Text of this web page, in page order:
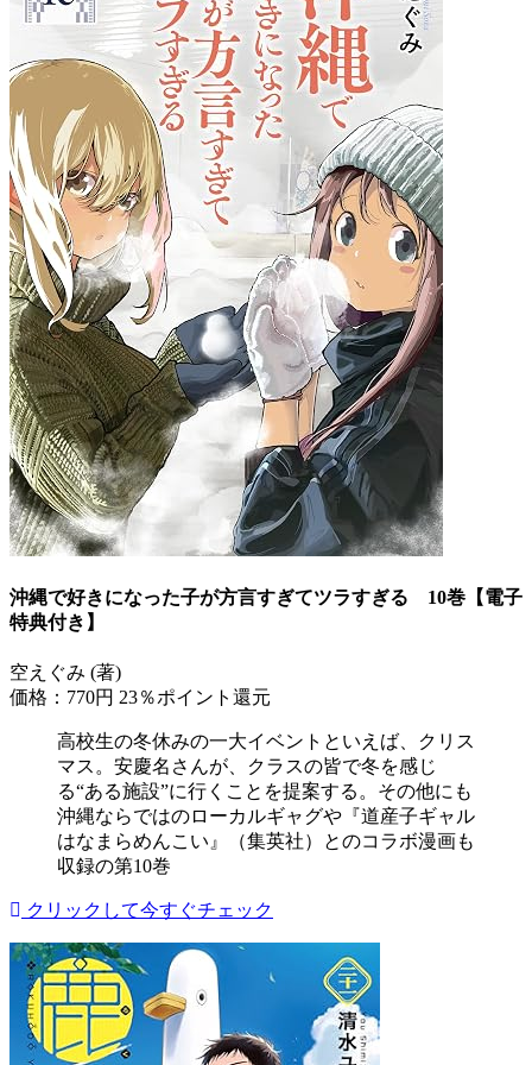
沖縄で好きになった子が方言すぎてツラすぎる 10巻【電子
特典付き】
空えぐみ (著)
価格：770円 23％ポイント還元
高校生の冬休みの一大イベントといえば、クリス
マス。安慶名さんが、クラスの皆で冬を感じ
る“ある施設”に行くことを提案する。その他にも
沖縄ならではのローカルギャグや『道産子ギャル
はなまらめんこい』（集英社）とのコラボ漫画も
収録の第10巻
クリックして今すぐチェック